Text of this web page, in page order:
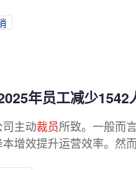
年员工减少
主动裁员所致。一般而
增效提升运营效率。然